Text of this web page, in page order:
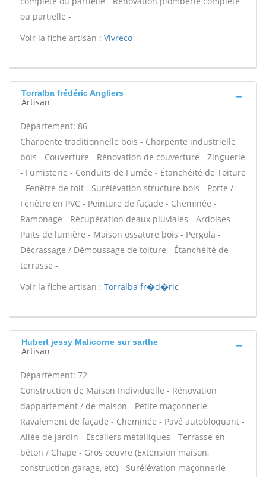
ou partielle -
Voir la fiche artisan : Vivreco
Torralba frédéric Angliers
Artisan
Département: 86
Charpente traditionnelle bois - Charpente industrielle
bois - Couverture - Rénovation de couverture - Zinguerie
- Fumisterie - Conduits de Fumée - Étanchéité de Toiture
- Fenêtre de toit - Surélévation structure bois - Porte /
Fenêtre en PVC - Peinture de façade - Cheminée -
Ramonage - Récupération deaux pluviales - Ardoises -
Puits de lumière - Maison ossature bois - Pergola -
Décrassage / Démoussage de toiture - Étanchéité de
terrasse -
Voir la fiche artisan : Torralba fr�d�ric
Hubert jessy Malicorne sur sarthe
Artisan
Département: 72
Construction de Maison Individuelle - Rénovation
dappartement / de maison - Petite maçonnerie -
Ravalement de façade - Cheminée - Pavé autobloquant -
Allée de jardin - Escaliers métalliques - Terrasse en
béton / Chape - Gros oeuvre (Extension maison,
construction garage, etc) - Surélévation maçonnerie -